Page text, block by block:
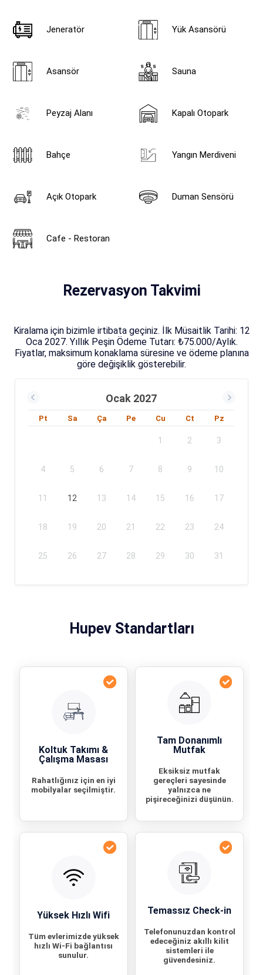
Jeneratör Yük Asansörü
Asansör Sauna
Peyzaj Alanı Kapalı Otopark
Bahçe Yangın Merdiveni
Açık Otopark Duman Sensörü
Cafe - Restoran
Rezervasyon Takvimi
Kiralama için bizimle irtibata geçiniz. İlk Müsaitlik Tarihi: 12
Oca 2027. Yıllık Peşin Ödeme Tutarı: ₺75.000/Aylık.
Fiyatlar, maksimum konaklama süresine ve ödeme planına
göre değişiklik gösterebilir.
Pt Sa Ça Pe Cu Ct Pz
Ocak 2027
1 2 3
4 5 6 7 8 9 10
11 12 13 14 15 16 17
18 19 20 21 22 23 24
25 26 27 28 29 30 31
Hupev Standartları
Koltuk Takımı &
Çalışma Masası
Rahatlığınız için en iyi
mobilyalar seçilmiştir.
Tam Donanımlı
Mutfak
Eksiksiz mutfak
gereçleri sayesinde
yalnızca ne
pişireceğinizi düşünün.
Yüksek Hızlı Wifi
Tüm evlerimizde yüksek
hızlı Wi-Fi bağlantısı
sunulur.
Temassız Check-in
Telefonunuzdan kontrol
edeceğiniz akıllı kilit
sistemleri ile
güvendesiniz.